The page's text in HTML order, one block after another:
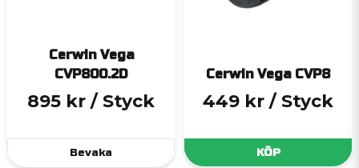
Cerwin Vega
CVP800.2D
895 kr / Styck
Bevaka
Cerwin Vega CVP8
449 kr / Styck
KÖP